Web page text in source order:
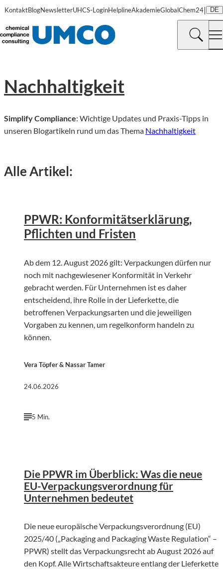
KontaktBlogNewsletterUHCS-LoginHelplineAkademieGlobalChem24| DE
Nachhaltigkeit
Simplify Compliance: Wichtige Updates und Praxis-Tipps in
unseren Blogartikeln rund um das Thema Nachhaltigkeit
Alle Artikel:
PPWR: Konformitätserklärung,
Pflichten und Fristen
Ab dem 12. August 2026 gilt: Verpackungen dürfen nur
noch mit nachgewiesener Konformität in Verkehr
gebracht werden. Für Unternehmen ist es daher
entscheidend, ihre Rolle in der Lieferkette, die
betroffenen Verpackungsarten und die jeweiligen
Vorgaben zu kennen, um regelkonform handeln zu
können.
Vera Töpfer & Nassar Tamer
24.06.2026
5 Min.
Die PPWR im Überblick: Was die neue
EU-Verpackungsverordnung für
Unternehmen bedeutet
Die neue europäische Verpackungsverordnung (EU)
2025/40 („Packaging and Packaging Waste Regulation“ –
PPWR) stellt das Verpackungsrecht ab August 2026 auf
den Kopf. Alle Wirtschaftsakteure entlang der Lieferkette